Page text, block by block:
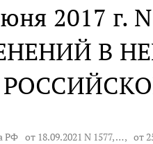
2017 г.
В
РФ от 18.09.2021 N 1577, … , от